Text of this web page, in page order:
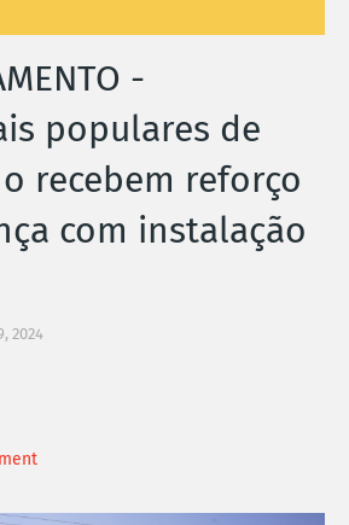
-
populares de
recebem reforço
com instalação
2024